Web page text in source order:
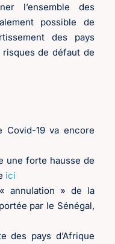
l’ensemble des
possible de
des pays
de défaut de
19 va encore
une forte hausse de
ici
annulation » de la
par le Sénégal,
des pays d’Afrique